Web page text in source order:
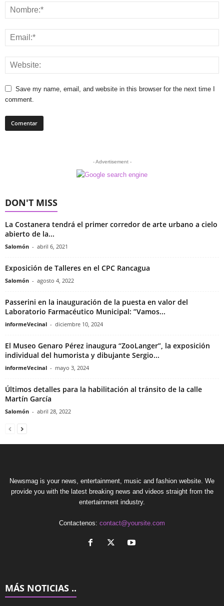
Save my name, email, and website in this browser for the next time I
comment.
- Advertisement -
DON'T MISS
La Costanera tendrá el primer corredor de arte urbano a cielo
abierto de la...
Salomón - abril 6, 2021
Exposición de Talleres en el CPC Rancagua
Salomón - agosto 4, 2022
Passerini en la inauguración de la puesta en valor del
Laboratorio Farmacéutico Municipal: ”Vamos...
informeVecinal - diciembre 10, 2024
El Museo Genaro Pérez inaugura “ZooLanger”, la exposición
individual del humorista y dibujante Sergio...
informeVecinal - mayo 3, 2024
Últimos detalles para la habilitación al tránsito de la calle
Martín García
Salomón - abril 28, 2022
Newsmag is your news, entertainment, music and fashion website. We
provide you with the latest breaking news and videos straight from the
entertainment industry.
Contactenos: contact@yoursite.com
MÁS NOTICIAS ..